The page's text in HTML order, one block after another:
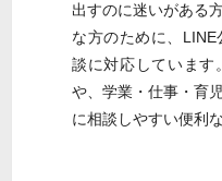
出すのに迷いがある
な方のために、
談に対応しています
や、学業・仕事・育
に相談しやすい便利